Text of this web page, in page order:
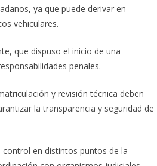
ya que puede derivar en
vehiculares.
que dispuso el inicio de una
penales.
y revisión técnica deben
la transparencia y seguridad de
en distintos puntos de la